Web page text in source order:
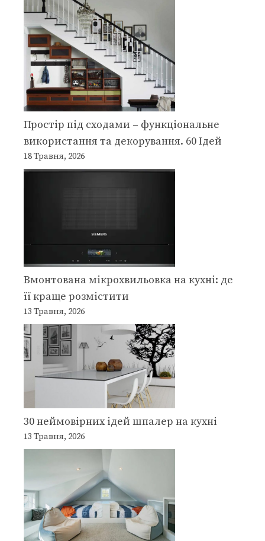
Простір під сходами – функціональне
використання та декорування. 60 Ідей
18 Травня, 2026
Вмонтована мікрохвильовка на кухні: де
її краще розмістити
13 Травня, 2026
30 неймовірних ідей шпалер на кухні
13 Травня, 2026